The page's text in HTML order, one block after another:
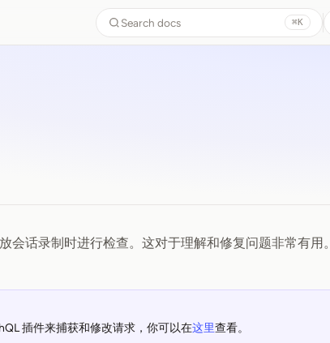
Search docs ⌘K
会话录制时进行检查。这对于理解和修复问题非常有用。
插件来捕获和修改请求，你可以在这里查看。